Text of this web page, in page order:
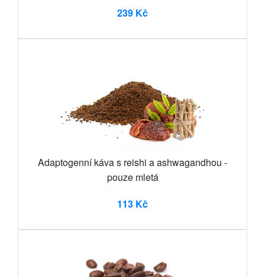
239 Kč
Adaptogenní káva s reishi a ashwagandhou -
pouze mletá
113 Kč